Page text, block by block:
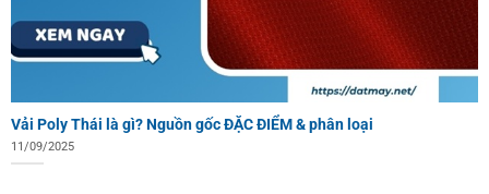
Vải Poly Thái là gì? Nguồn gốc ĐẶC ĐIỂM & phân loại
11/09/2025